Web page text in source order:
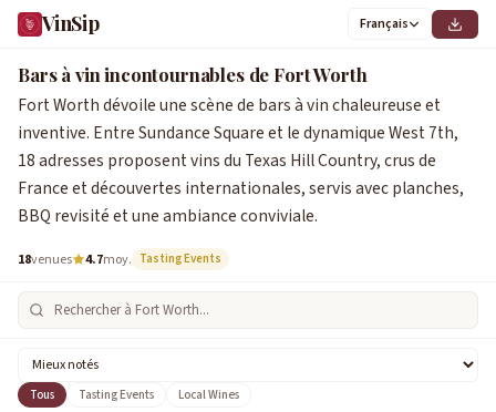
VinSip Français
Bars à vin incontournables de Fort Worth
Fort Worth dévoile une scène de bars à vin chaleureuse et
inventive. Entre Sundance Square et le dynamique West 7th,
18 adresses proposent vins du Texas Hill Country, crus de
France et découvertes internationales, servis avec planches,
BBQ revisité et une ambiance conviviale.
18venues 4.7moy. Tasting Events
Tous Tasting Events Local Wines